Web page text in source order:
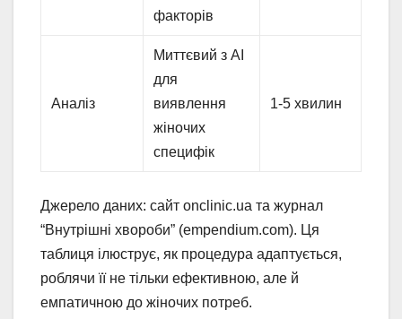
факторів
Аналіз
Миттєвий з AI
для
виявлення
жіночих
специфік
1-5 хвилин
Джерело даних: сайт onclinic.ua та журнал
“Внутрішні хвороби” (empendium.com). Ця
таблиця ілюструє, як процедура адаптується,
роблячи її не тільки ефективною, але й
емпатичною до жіночих потреб.